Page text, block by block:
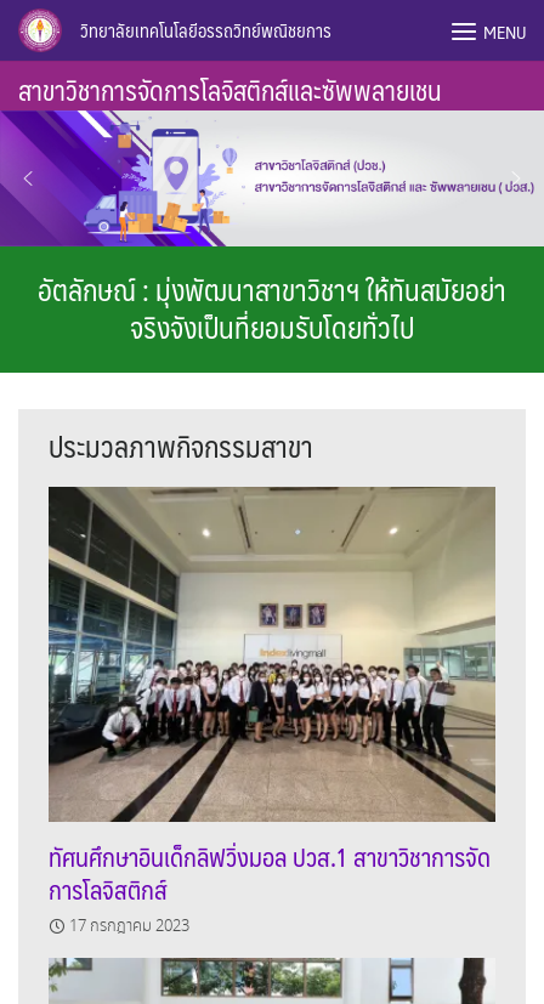
Skip
วิทยาลัยเทคโนโลยีอรรถวิทย์พณิชยการ MENU
สาขาวิชาการจัดการโลจิสติกส์และซัพพลายเชน
อัตลักษณ์ : มุ่งพัฒนาสาขาวิชาฯ ให้ทันสมัยอย่า
จริงจังเป็นที่ยอมรับโดยทั่วไป
ประมวลภาพกิจกรรมสาขา
ทัศนศึกษาอินเด็กลิฟวิ่งมอล ปวส.1 สาขาวิชาการจัด
การโลจิสติกส์
17 กรกฎาคม 2023